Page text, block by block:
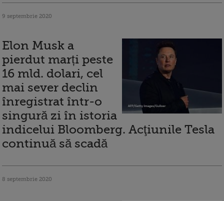
9 septembrie 2020
Elon Musk a
pierdut marți peste
16 mld. dolari, cel
mai sever declin
înregistrat într-o
singură zi în istoria
indicelui Bloomberg. Acţiunile Tesla
continuă să scadă
8 septembrie 2020